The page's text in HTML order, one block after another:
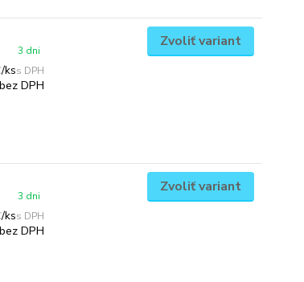
/ks
bez DPH
3 dni
Zvoliť variant
/ks
bez DPH
3 dni
Zvoliť variant